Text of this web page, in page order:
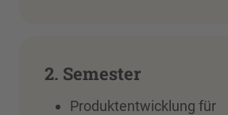
2. Semester
Produktentwicklung für